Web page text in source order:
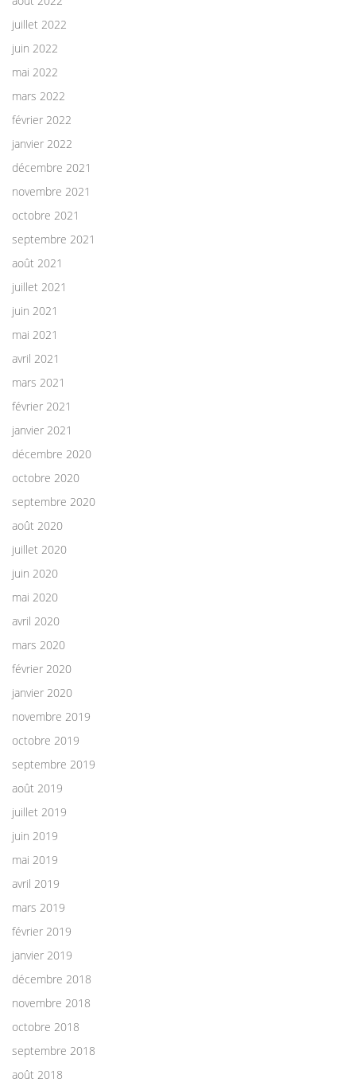
juillet 2022
juin 2022
mai 2022
mars 2022
février 2022
janvier 2022
décembre 2021
novembre 2021
octobre 2021
septembre 2021
août 2021
juillet 2021
juin 2021
mai 2021
avril 2021
mars 2021
février 2021
janvier 2021
décembre 2020
octobre 2020
septembre 2020
août 2020
juillet 2020
juin 2020
mai 2020
avril 2020
mars 2020
février 2020
janvier 2020
novembre 2019
octobre 2019
septembre 2019
août 2019
juillet 2019
juin 2019
mai 2019
avril 2019
mars 2019
février 2019
janvier 2019
décembre 2018
novembre 2018
octobre 2018
septembre 2018
août 2018